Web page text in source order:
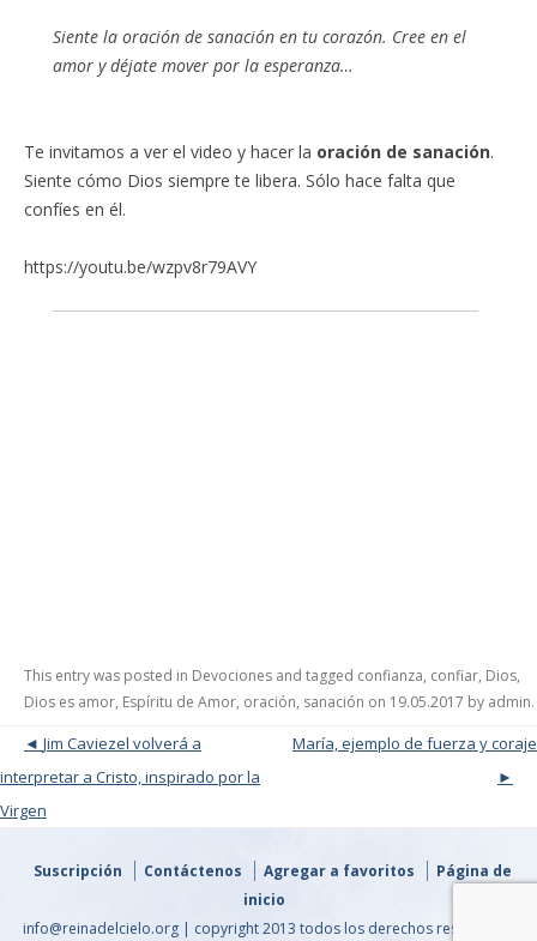
Siente la oración de sanación en tu corazón. Cree en el
amor y déjate mover por la esperanza…
Te invitamos a ver el video y hacer la oración de sanación.
Siente cómo Dios siempre te libera. Sólo hace falta que
confíes en él.
https://youtu.be/wzpv8r79AVY
This entry was posted in Devociones and tagged confianza, confiar, Dios,
Dios es amor, Espíritu de Amor, oración, sanación on 19.05.2017 by admin.
Post navigation María, ejemplo de fuerza y coraje
Jim Caviezel volverá a
interpretar a Cristo, inspirado por la
Virgen
Suscripción Contáctenos Agregar a favoritos
Página de
inicio
info@reinadelcielo.org | copyright 2013 todos los derechos reservados